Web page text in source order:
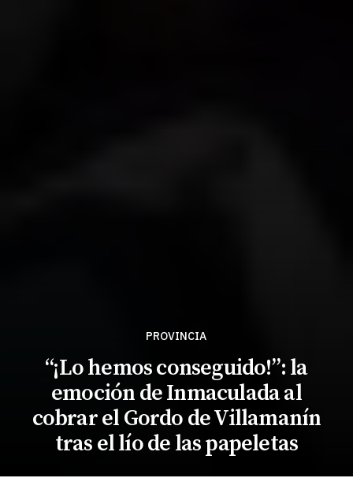
PROVINCIA
“¡Lo hemos conseguido!”: la
emoción de Inmaculada al
cobrar el Gordo de Villamanín
tras el lío de las papeletas